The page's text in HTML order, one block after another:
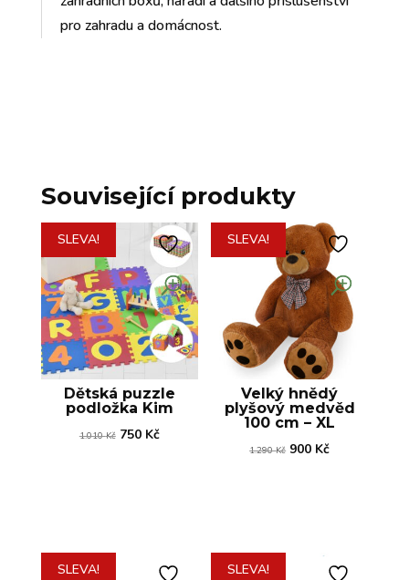
pro zahradu a domácnost.
Související produkty
SLEVA!
Dětská puzzle
podložka Kim
1.010Kč Původní
750 KčAktuální
SLEVA!
Velký hnědý
plyšový medvěd
100 cm – XL
1.290Kč Původní
900 KčAktuální
SLEVA! SLEVA!